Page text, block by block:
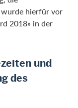
hierfür vor
2018» in der
und
des